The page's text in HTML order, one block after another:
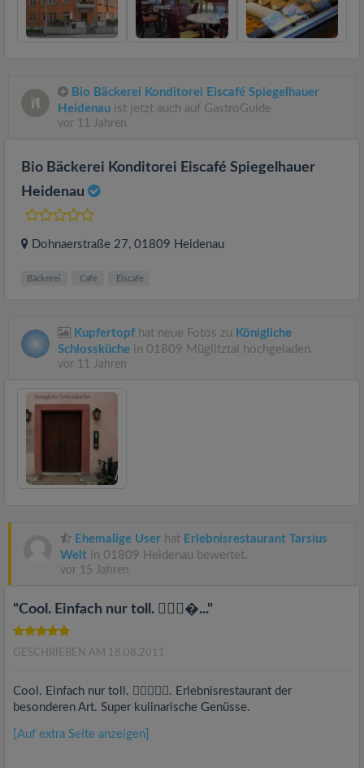
Bio Bäckerei Konditorei Eiscafé Spiegelhauer
Heidenau ist jetzt auch auf GastroGuide
vor 11 Jahren
Bio Bäckerei Konditorei Eiscafé Spiegelhauer
Heidenau
Dohnaerstraße 27, 01809 Heidenau
Bäckerei Cafe Eiscafe
Kupfertopf hat neue Fotos zu Königliche
Schlossküche in 01809 Müglitztal hochgeladen.
vor 11 Jahren
Ehemalige User hat Erlebnisrestaurant Tarsius
Welt in 01809 Heidenau bewertet.
vor 15 Jahren
"Cool. Einfach nur toll. �..."
GESCHRIEBEN AM 18.08.2011
Cool. Einfach nur toll. . Erlebnisrestaurant der
besonderen Art. Super kulinarische Genüsse.
[Auf extra Seite anzeigen]